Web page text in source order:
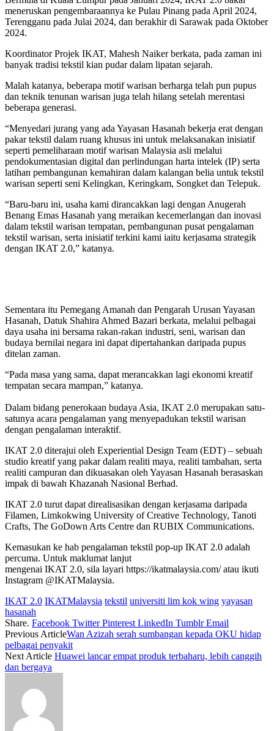
meneruskan pengembaraannya ke Pulau Pinang pada April 2024,
Terengganu pada Julai 2024, dan berakhir di Sarawak pada Oktober
2024.
Koordinator Projek IKAT, Mahesh Naiker berkata, pada zaman ini
banyak tradisi tekstil kian pudar dalam lipatan sejarah.
Malah katanya, beberapa motif warisan berharga telah pun pupus
dan teknik tenunan warisan juga telah hilang setelah merentasi
beberapa generasi.
“Menyedari jurang yang ada Yayasan Hasanah bekerja erat dengan
pakar tekstil dalam ruang khusus ini untuk melaksanakan inisiatif
seperti pemeliharaan motif warisan Malaysia asli melalui
pendokumentasian digital dan perlindungan harta intelek (IP) serta
latihan pembangunan kemahiran dalam kalangan belia untuk tekstil
warisan seperti seni Kelingkan, Keringkam, Songket dan Telepuk.
“Baru-baru ini, usaha kami dirancakkan lagi dengan Anugerah
Benang Emas Hasanah yang meraikan kecemerlangan dan inovasi
dalam tekstil warisan tempatan, pembangunan pusat pengalaman
tekstil warisan, serta inisiatif terkini kami iaitu kerjasama strategik
dengan IKAT 2.0,” katanya.
Sementara itu Pemegang Amanah dan Pengarah Urusan Yayasan
Hasanah, Datuk Shahira Ahmed Bazari berkata, melalui pelbagai
daya usaha ini bersama rakan-rakan industri, seni, warisan dan
budaya bernilai negara ini dapat dipertahankan daripada pupus
ditelan zaman.
“Pada masa yang sama, dapat merancakkan lagi ekonomi kreatif
tempatan secara mampan,” katanya.
Dalam bidang penerokaan budaya Asia, IKAT 2.0 merupakan satu-
satunya acara pengalaman yang menyepadukan tekstil warisan
dengan pengalaman interaktif.
IKAT 2.0 diterajui oleh Experiential Design Team (EDT) – sebuah
studio kreatif yang pakar dalam realiti maya, realiti tambahan, serta
realiti campuran dan dikuasakan oleh Yayasan Hasanah berasaskan
impak di bawah Khazanah Nasional Berhad.
IKAT 2.0 turut dapat direalisasikan dengan kerjasama daripada
Filamen, Limkokwing University of Creative Technology, Tanoti
Crafts, The GoDown Arts Centre dan RUBIX Communications.
Kemasukan ke hab pengalaman tekstil pop-up IKAT 2.0 adalah
percuma. Untuk maklumat lanjut
mengenai IKAT 2.0, sila layari https://ikatmalaysia.com/ atau ikuti
Instagram @IKATMalaysia.
IKAT 2.0 IKATMalaysia tekstil universiti lim kok wing yayasan
hasanah
Share. Facebook Twitter Pinterest LinkedIn Tumblr Email
Previous ArticleWan Azizah serah sumbangan kepada OKU hidap
pelbagai penyakit
Next Article Huawei lancar empat produk terbaharu, lebih canggih
dan bergaya